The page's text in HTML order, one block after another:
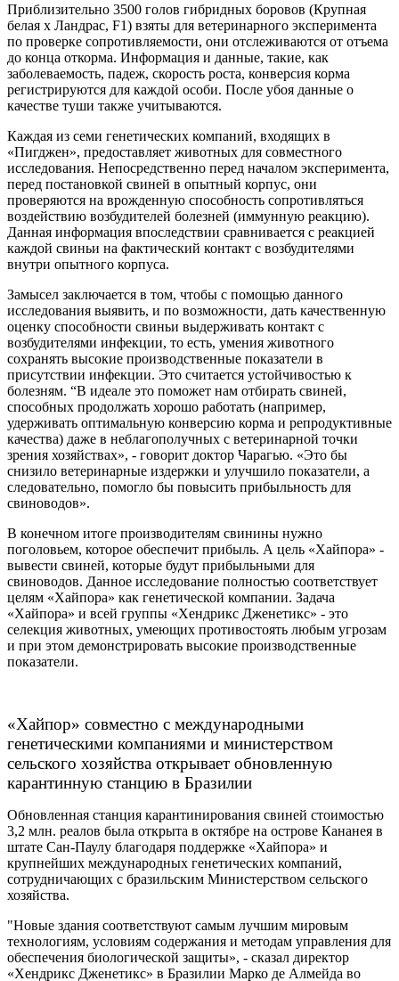
Приблизительно 3500 голов гибридных боровов (Крупная
белая х Ландрас, F1) взяты для ветеринарного эксперимента
по проверке сопротивляемости, они отслеживаются от отъема
до конца откорма. Информация и данные, такие, как
заболеваемость, падеж, скорость роста, конверсия корма
регистрируются для каждой особи. После убоя данные о
качестве туши также учитываются.
Каждая из семи генетических компаний, входящих в
«Пигджен», предоставляет животных для совместного
исследования. Непосредственно перед началом эксперимента,
перед постановкой свиней в опытный корпус, они
проверяются на врожденную способность сопротивляться
воздействию возбудителей болезней (иммунную реакцию).
Данная информация впоследствии сравнивается с реакцией
каждой свиньи на фактический контакт с возбудителями
внутри опытного корпуса.
Замысел заключается в том, чтобы с помощью данного
исследования выявить, и по возможности, дать качественную
оценку способности свиньи выдерживать контакт с
возбудителями инфекции, то есть, умения животного
сохранять высокие производственные показатели в
присутствии инфекции. Это считается устойчивостью к
болезням. “В идеале это поможет нам отбирать свиней,
способных продолжать хорошо работать (например,
удерживать оптимальную конверсию корма и репродуктивные
качества) даже в неблагополучных с ветеринарной точки
зрения хозяйствах», - говорит доктор Чарагью. «Это бы
снизило ветеринарные издержки и улучшило показатели, а
следовательно, помогло бы повысить прибыльность для
свиноводов».
В конечном итоге производителям свинины нужно
поголовьем, которое обеспечит прибыль. А цель «Хайпора» -
вывести свиней, которые будут прибыльными для
свиноводов. Данное исследование полностью соответствует
целям «Хайпора» как генетической компании. Задача
«Хайпора» и всей группы «Хендрикс Дженетикс» - это
селекция животных, умеющих противостоять любым угрозам
и при этом демонстрировать высокие производственные
показатели.
«Хайпор» совместно с международными
генетическими компаниями и министерством
сельского хозяйства открывает обновленную
карантинную станцию в Бразилии
Обновленная станция карантинирования свиней стоимостью
3,2 млн. реалов была открыта в октябре на острове Кананея в
штате Сан-Паулу благодаря поддержке «Хайпора» и
крупнейших международных генетических компаний,
сотрудничающих с бразильским Министерством сельского
хозяйства.
"Новые здания соответствуют самым лучшим мировым
технологиям, условиям содержания и методам управления для
обеспечения биологической защиты», - сказал директор
«Хендрикс Дженетикс» в Бразилии Марко де Алмейда во